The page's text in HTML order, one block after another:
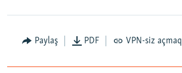
Paylaş PDF VPN-siz açmaq